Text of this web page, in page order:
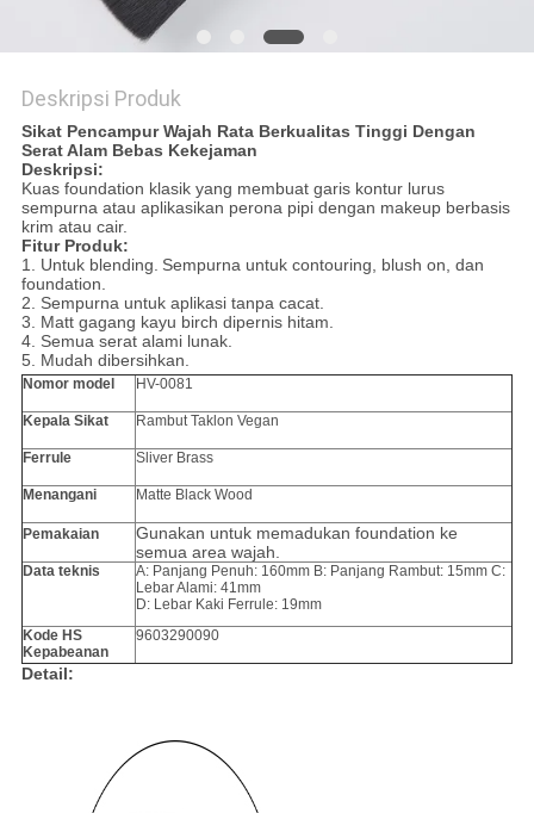
Deskripsi Produk
Sikat Pencampur Wajah Rata Berkualitas Tinggi Dengan
Serat Alam Bebas Kekejaman
Deskripsi:
Kuas foundation klasik yang membuat garis kontur lurus
sempurna atau aplikasikan perona pipi dengan makeup berbasis
krim atau cair.
Fitur Produk:
1. Untuk blending. Sempurna untuk contouring, blush on, dan
foundation.
2. Sempurna untuk aplikasi tanpa cacat.
3. Mattgagang kayu birch dipernis hitam.
4. Semua serat alami lunak.
5. Mudah dibersihkan.
Nomor model HV-0081
Kepala Sikat Rambut Taklon Vegan
Ferrule Sliver Brass
Menangani Matte Black Wood
Pemakaian
Gunakan untuk memadukan foundation ke
semua area wajah.
Data teknis
A: Panjang Penuh: 160mm B: Panjang Rambut: 15mm C:
Lebar Alami: 41mm
D: Lebar Kaki Ferrule: 19mm
Kode HS
Kepabeanan
9603290090
Detail: